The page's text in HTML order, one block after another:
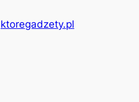
ktoregadzety.pl